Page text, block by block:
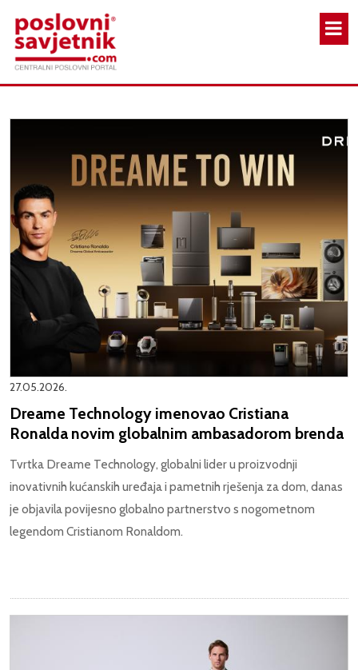
27.05.2026.
Dreame Technology imenovao Cristiana
Ronalda novim globalnim ambasadorom brenda
Tvrtka Dreame Technology, globalni lider u proizvodnji
inovativnih kućanskih uređaja i pametnih rješenja za dom, danas
je objavila povijesno globalno partnerstvo s nogometnom
legendom Cristianom Ronaldom.